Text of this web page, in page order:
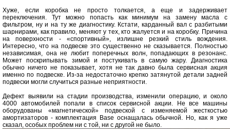
Хуже, если коробка не просто толкается, а еще и задерживает
переключения. Тут можно попасть как минимум на замену масла с
фильтром, ну и на ту же диагностику. Кстати, карданный вал с разбитыми
шарнирами, как правило, меняют у тех, кто жалуется и на коробку. Причина
на поверхности - «спортивный», излишне резкий стиль вождения.
Интересно, что на подвеске это существенно не сказывается. Полностью
независимая, она не любит поперечных волн, попадающих в резонанс.
Может поскрипывать зимой и постукивать в самую жару. Диагностика
обычно ничего не показывает, хотя не так давно была сервисная акция
именно по подвеске. Из-за недостаточно крепко затянутой детали задней
подвески могли случиться разные неприятности.
Дефект выявили на стадии производства, изменили операцию, и около
4000 автомобилей попали в список сервисной акции. Не все машины
оборудованы «магнетической» подвеской с изменяемой жесткостью
амортизаторов - комплектация Base оснащалась обычной. Но, как я уже
сказал, особых проблем ни с той, ни с другой не было.